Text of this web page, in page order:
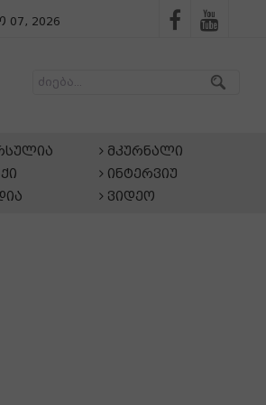
07, 2026
მკურნალი
ინტერვიუ
ვიდეო